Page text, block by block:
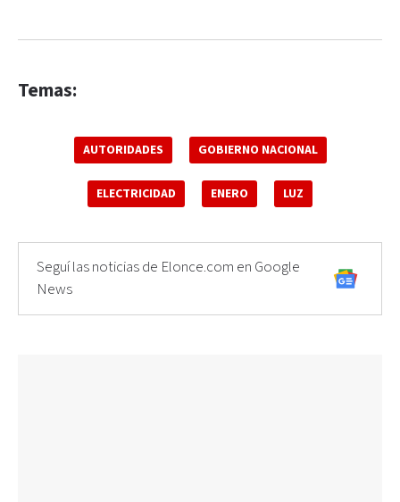
Temas:
AUTORIDADES GOBIERNO NACIONAL
ELECTRICIDAD ENERO LUZ
Seguí las noticias de Elonce.com en Google
News